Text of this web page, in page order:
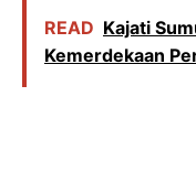
READ Kajati
Kemerdekaan